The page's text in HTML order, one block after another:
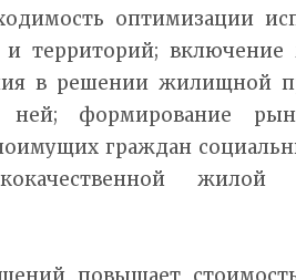
оптимизации
территорий; включение
в решении жилищной
ней; формирование
граждан